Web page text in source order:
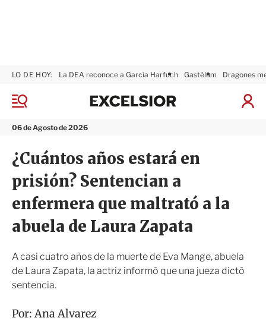
M
n
06 de Agosto de 2026
LO DE HOY: La DEA reconoce a García Harfuch Gastélum Dragones
I
x
s
i
r
¿Cuántos años estará en
prisión? Sentencian a
enfermera que maltrató a la
abuela de Laura Zapata
A casi cuatro años de la muerte de Eva Mange, abuela
de Laura Zapata, la actriz informó que una jueza dictó
sentencia.
Por:Ana Alvarez